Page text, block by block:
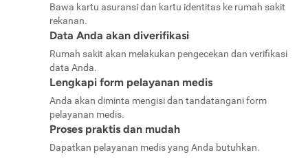
Bawa kartu asuransi dan kartu identitas ke rumah sakit
rekanan.
Data Anda akan diverifikasi
Rumah sakit akan melakukan pengecekan dan verifikasi
data Anda.
Lengkapi form pelayanan medis
Anda akan diminta mengisi dan tandatangani form
pelayanan medis.
Proses praktis dan mudah
Dapatkan pelayanan medis yang Anda butuhkan.